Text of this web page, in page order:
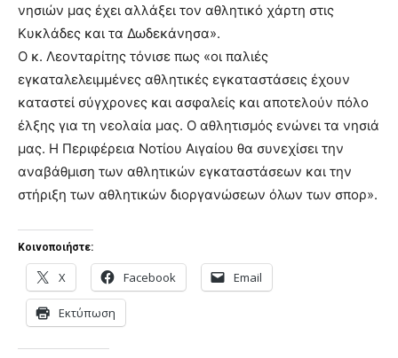
νησιών μας έχει αλλάξει τον αθλητικό χάρτη στις
Κυκλάδες και τα Δωδεκάνησα».
Ο κ. Λεονταρίτης τόνισε πως «οι παλιές
εγκαταλελειμμένες αθλητικές εγκαταστάσεις έχουν
καταστεί σύγχρονες και ασφαλείς και αποτελούν πόλο
έλξης για τη νεολαία μας. Ο αθλητισμός ενώνει τα νησιά
μας. Η Περιφέρεια Νοτίου Αιγαίου θα συνεχίσει την
αναβάθμιση των αθλητικών εγκαταστάσεων και την
στήριξη των αθλητικών διοργανώσεων όλων των σπορ».
Κοινοποιήστε:
X Facebook Email
Εκτύπωση